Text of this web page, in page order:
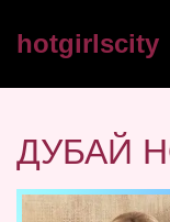
hotgirlscity
ДУБАЙ